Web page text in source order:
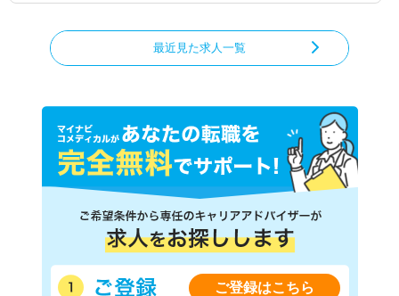
最近見た求人一覧
ご登録はこちら